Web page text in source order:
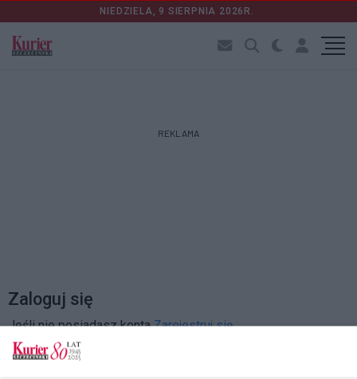
NIEDZIELA, 9 SIERPNIA 2026R.
REKLAMA
Zaloguj się
Jeśli nie posiadasz kontaZarejestruj się